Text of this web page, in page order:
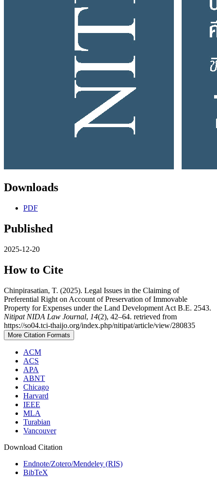
Downloads
PDF
Published
2025-12-20
How to Cite
Chinpirasatian, T. (2025). Legal Issues in the Claiming of
Preferential Right on Account of Preservation of Immovable
Property for Expenses under the Land Development Act B.E. 2543.
Nitipat NIDA Law Journal, 14(2), 42–64. retrieved from
https://so04.tci-thaijo.org/index.php/nitipat/article/view/280835
More Citation Formats
ACM
ACS
APA
ABNT
Chicago
Harvard
IEEE
MLA
Turabian
Vancouver
Download Citation
Endnote/Zotero/Mendeley (RIS)
BibTeX